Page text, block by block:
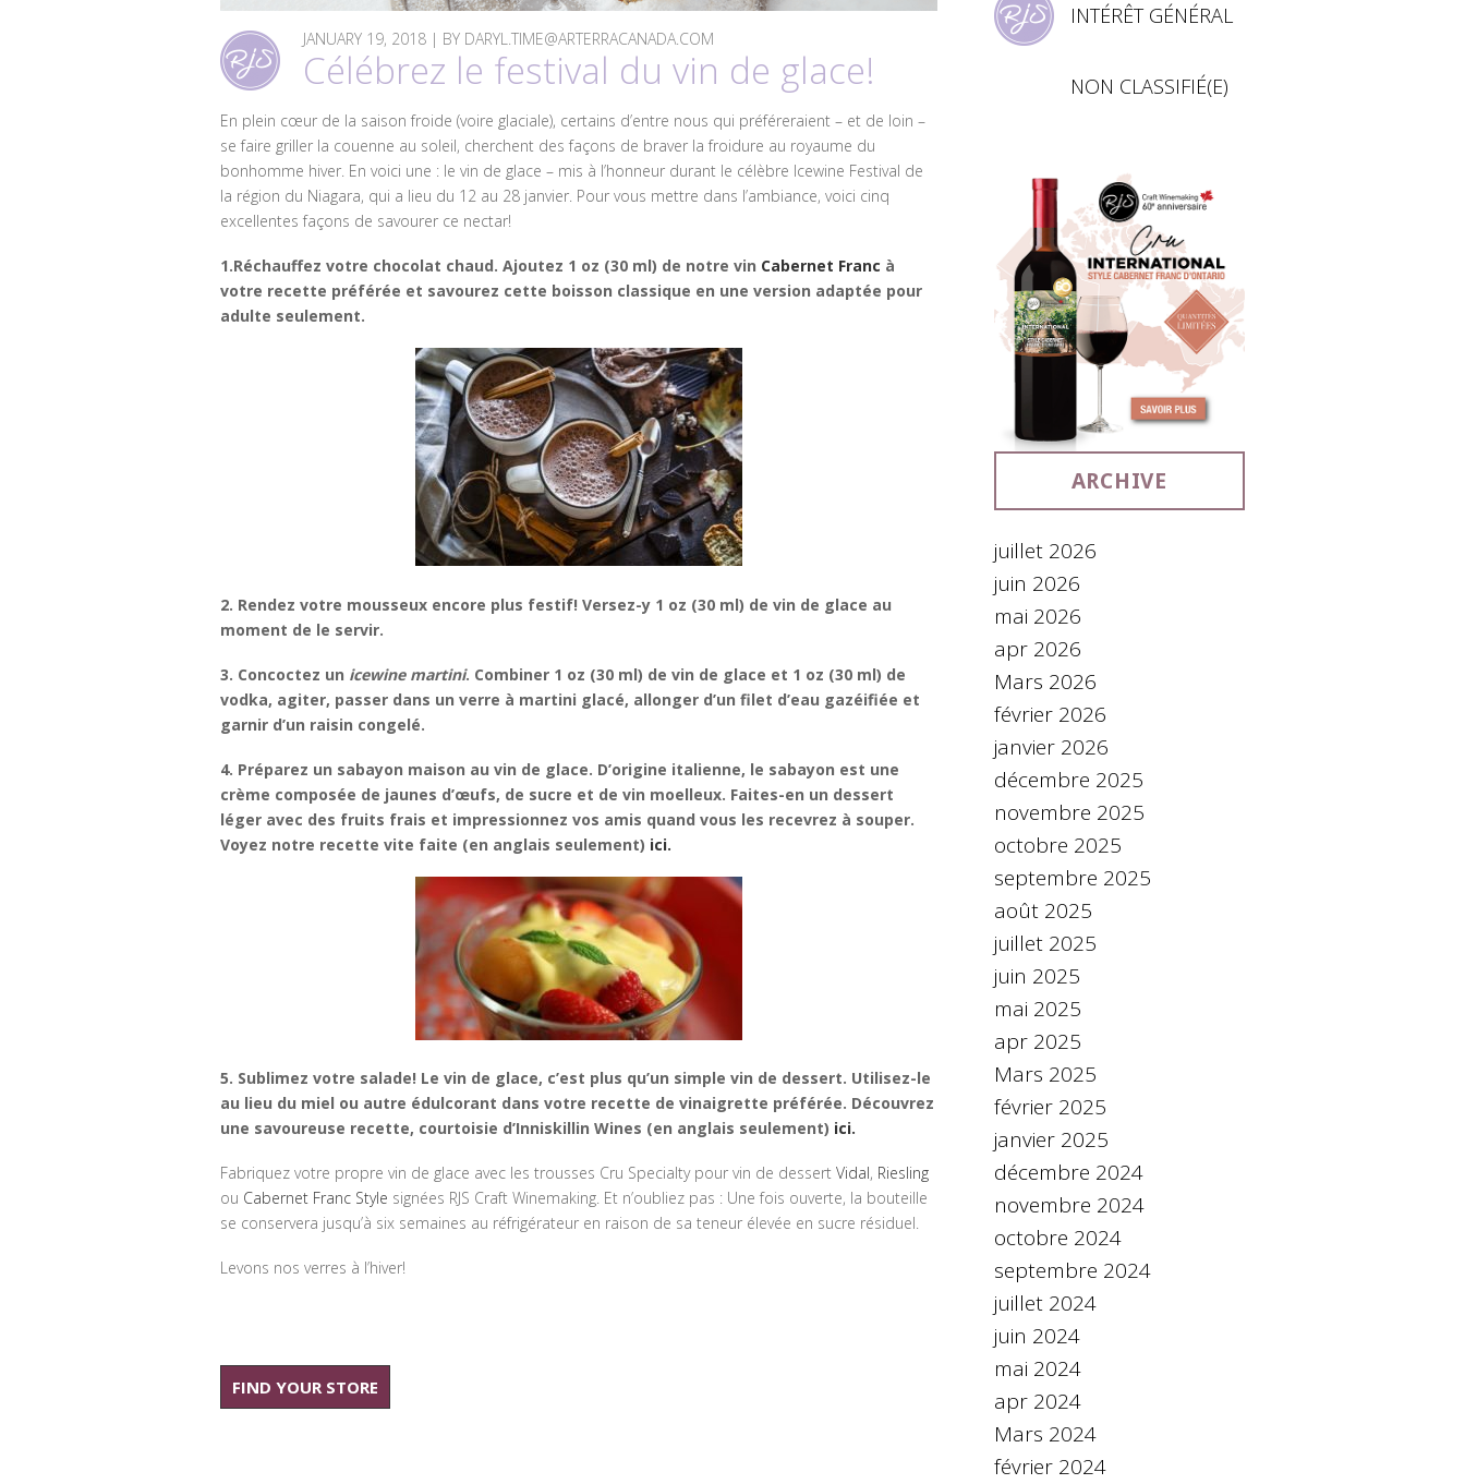
JANUARY 19, 2018 | BY DARYL.TIME@ARTERRACANADA.COM
Célébrez le festival du vin de glace!
En plein cœur de la saison froide (voire glaciale), certains d’entre nous qui préféreraient – et de loin –
se faire griller la couenne au soleil, cherchent des façons de braver la froidure au royaume du
bonhomme hiver. En voici une : le vin de glace – mis à l’honneur durant le célèbre Icewine Festival de
la région du Niagara, qui a lieu du 12 au 28 janvier. Pour vous mettre dans l’ambiance, voici cinq
excellentes façons de savourer ce nectar!
1.Réchauffez votre chocolat chaud. Ajoutez 1 oz (30 ml) de notre vin Cabernet Franc à
votre recette préférée et savourez cette boisson classique en une version adaptée pour
adulte seulement.
2. Rendez votre mousseux encore plus festif! Versez-y 1 oz (30 ml) de vin de glace au
moment de le servir.
3. Concoctez un icewine martini. Combiner 1 oz (30 ml) de vin de glace et 1 oz (30 ml) de
vodka, agiter, passer dans un verre à martini glacé, allonger d’un filet d’eau gazéifiée et
garnir d’un raisin congelé.
4. Préparez un sabayon maison au vin de glace. D’origine italienne, le sabayon est une
crème composée de jaunes d’œufs, de sucre et de vin moelleux. Faites-en un dessert
léger avec des fruits frais et impressionnez vos amis quand vous les recevrez à souper.
Voyez notre recette vite faite (en anglais seulement) ici.
5. Sublimez votre salade! Le vin de glace, c’est plus qu’un simple vin de dessert. Utilisez-le
au lieu du miel ou autre édulcorant dans votre recette de vinaigrette préférée. Découvrez
une savoureuse recette, courtoisie d’Inniskillin Wines (en anglais seulement) ici.
Fabriquez votre propre vin de glace avec les trousses Cru Specialty pour vin de dessert Vidal, Riesling
ou Cabernet Franc Style signées RJS Craft Winemaking. Et n’oubliez pas : Une fois ouverte, la bouteille
se conservera jusqu’à six semaines au réfrigérateur en raison de sa teneur élevée en sucre résiduel.
Levons nos verres à l’hiver!
FIND YOUR STORE
INTÉRÊT GÉNÉRAL
NON CLASSIFIÉ(E)
ARCHIVE
juillet 2026
juin 2026
mai 2026
apr 2026
Mars 2026
février 2026
janvier 2026
décembre 2025
novembre 2025
octobre 2025
septembre 2025
août 2025
juillet 2025
juin 2025
mai 2025
apr 2025
Mars 2025
février 2025
janvier 2025
décembre 2024
novembre 2024
octobre 2024
septembre 2024
juillet 2024
juin 2024
mai 2024
apr 2024
Mars 2024
février 2024